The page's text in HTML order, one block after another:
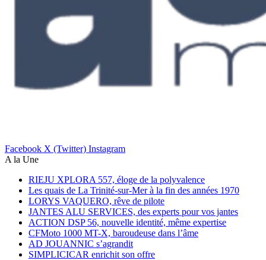
Facebook X (Twitter) Instagram
A la Une
RIEJU XPLORA 557, éloge de la polyvalence
Les quais de La Trinité-sur-Mer à la fin des années 1970
LORYS VAQUERO, rêve de pilote
JANTES ALU SERVICES, des experts pour vos jantes
ACTION DSP 56, nouvelle identité, même expertise
CFMoto 1000 MT-X, baroudeuse dans l’âme
AD JOUANNIC s’agrandit
SIMPLICICAR enrichit son offre